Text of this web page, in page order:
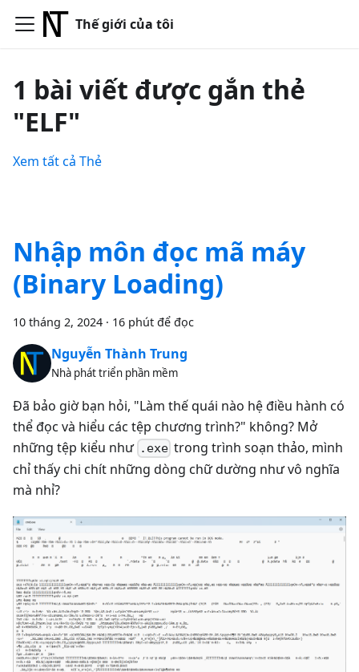
Thế giới của tôi
1 bài viết được gắn thẻ
"ELF"
Xem tất cả Thẻ
Nhập môn đọc mã máy
(Binary Loading)
10 tháng 2, 2024 · 16 phút để đọc
Nguyễn Thành Trung
Nhà phát triển phần mềm
Đã bảo giờ bạn hỏi, "Làm thế quái nào hệ điều hành có
thể đọc và hiểu các tệp chương trình?" không? Mở
những tệp kiểu như .exe trong trình soạn thảo, mình
chỉ thấy chi chít những dòng chữ dường như vô nghĩa
mà nhỉ?